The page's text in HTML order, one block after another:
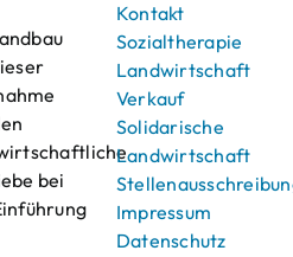
bei
Kontakt
Sozialtherapie
Landwirtschaft
Verkauf
Solidarische
Landwirtschaft
Impressum
Datenschutz